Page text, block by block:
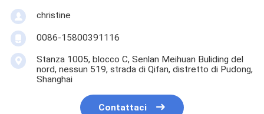
christine
0086-15800391116
Stanza 1005, blocco C, Senlan Meihuan Buliding del
nord, nessun 519, strada di Qifan, distretto di Pudong,
Shanghai
Contattaci